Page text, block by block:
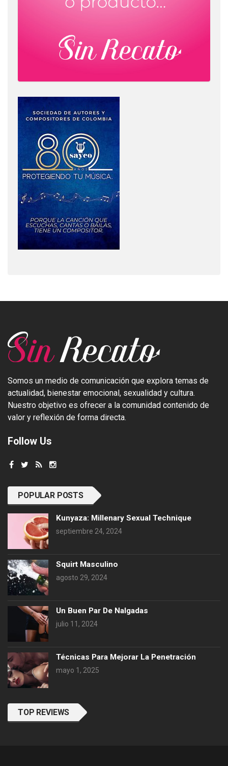
Somos un medio de comunicación que explora temas de
actualidad, bienestar emocional, sexualidad y cultura.
Nuestro objetivo es ofrecer a la comunidad contenido de
valor y reflexión de forma directa.
Follow Us
POPULAR POSTS
Kunyaza: Millenary Sexual Technique
septiembre 24, 2024
Squirt Masculino
agosto 29, 2024
Un Buen Par De Nalgadas
julio 11, 2024
Técnicas Para Mejorar La Penetración
mayo 1, 2025
TOP REVIEWS